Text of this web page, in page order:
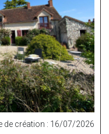
de création : 16/07/2026